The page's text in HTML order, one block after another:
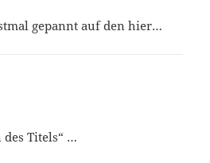
gepannt auf den hier…
Titels“ …